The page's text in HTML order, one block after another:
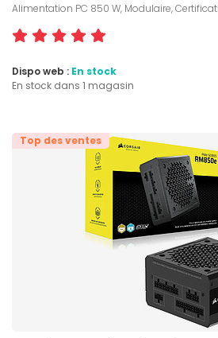
Alimentation PC 850 W, Modulaire,
Dispo web : En stock
En stock dans 1 magasin
Top des ventes